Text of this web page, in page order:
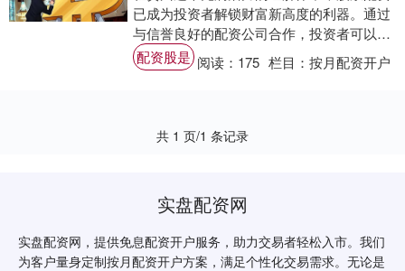
已成为投资者解锁财富新高度的利器。通过
与信誉良好的配资公司合作，投资者可以放
大其投资资金配资股是，从而获得更高的潜
在回报。....
配资股是 阅读： 175 栏目：按月配资开户
共 1 页/1 条记录
实盘配资网
实盘配资网，提供免息配资开户服务，助力交易者轻松入市。我们
为客户量身定制按月配资开户方案，满足个性化交易需求。无论是